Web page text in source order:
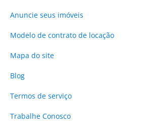
Anuncie seus imóveis
Modelo de contrato de locação
Mapa do site
Blog
Termos de serviço
Trabalhe Conosco